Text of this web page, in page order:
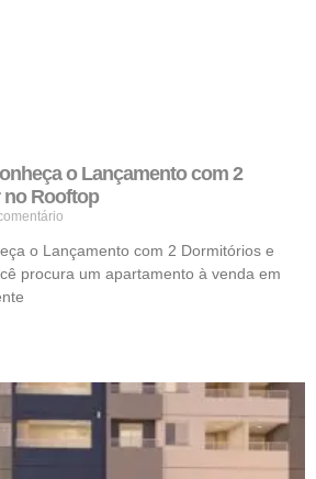
o Lançamento com 2
no Rooftop
o Lançamento com 2 Dormitórios e
procura um apartamento à venda em